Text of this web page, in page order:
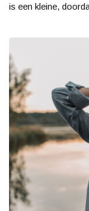
is een kleine,